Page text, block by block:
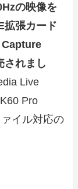
の映像を
拡張カード
Capture
されまし
Live
Pro
イル対応の